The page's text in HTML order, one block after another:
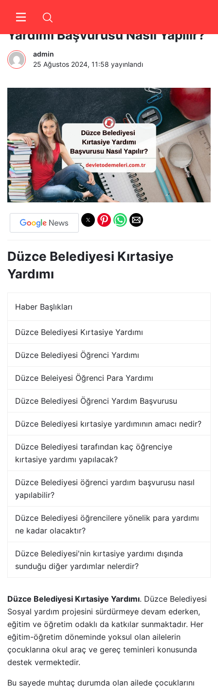
Düzce Belediyesi Kırtasiye
Yardımı Başvurusu Nasıl Yapılır?
admin
25 Ağustos 2024, 11:58 yayınlandı
Düzce Belediyesi Kırtasiye
Yardımı
Haber Başlıkları
Düzce Belediyesi Kırtasiye Yardımı
Düzce Belediyesi Öğrenci Yardımı
Düzce Beleiyesi Öğrenci Para Yardımı
Düzce Belediyesi Öğrenci Yardım Başvurusu
Düzce Belediyesi kırtasiye yardımının amacı nedir?
Düzce Belediyesi tarafından kaç öğrenciye
kırtasiye yardımı yapılacak?
Düzce Belediyesi öğrenci yardım başvurusu nasıl
yapılabilir?
Düzce Belediyesi öğrencilere yönelik para yardımı
ne kadar olacaktır?
Düzce Belediyesi'nin kırtasiye yardımı dışında
sunduğu diğer yardımlar nelerdir?
Düzce Belediyesi Kırtasiye Yardımı. Düzce Belediyesi
Sosyal yardım projesini sürdürmeye devam ederken,
eğitim ve öğretim odaklı da katkılar sunmaktadır. Her
eğitim-öğretim döneminde yoksul olan ailelerin
çocuklarına okul araç ve gereç teminleri konusunda
destek vermektedir.
Bu sayede muhtaç durumda olan ailede çocuklarını